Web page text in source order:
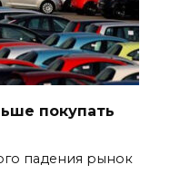
покупать
падения рынок